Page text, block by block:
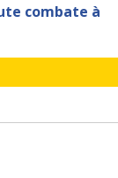
combate à